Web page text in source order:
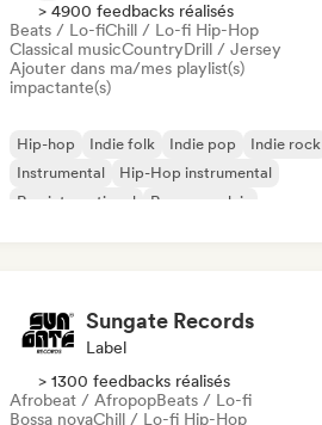
> 4900 feedbacks réalisés
Beats / Lo-fiChill / Lo-fi Hip-Hop
Classical musicCountryDrill / Jersey
Ajouter dans ma/mes playlist(s)
impactante(s)
Hip-hop Indie folk Indie pop
Indie rock
Instrumental
Hip-Hop instrumental
Rap international
Rap en anglais
Sungate Records
Label
> 1300 feedbacks réalisés
Afrobeat / AfropopBeats / Lo-fi
Bossa novaChill / Lo-fi Hip-Hop